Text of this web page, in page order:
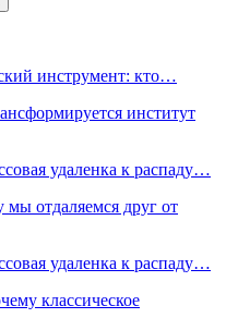
инструмент: кто…
институт
удаленка к распаду…
мы отдаляемся друг от
удаленка к распаду…
классическое